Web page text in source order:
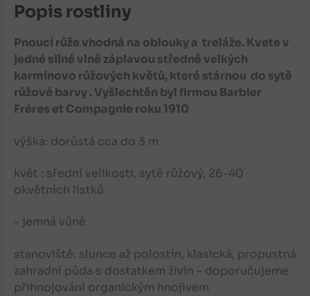
Popis rostliny
Pnoucí růže vhodná na oblouky a treláže. Kvete v
jedné silné vlně záplavou středně velkých
karmínovo růžových květů, které stárnou do sytě
růžové barvy . Vyšlechtěn byl firmou Barbier
Fréres et Compagnie roku 1910
výška: dorůstá cca do 3 m
květ : sřední velikosti, sytě růžový, 26-40
okvětních lístků
- jemná vůně
stanoviště: slunce až polostín, klasická, propustná
zahradní půda s dostatkem živin - doporučujeme
přihnojování organickým hnojivem